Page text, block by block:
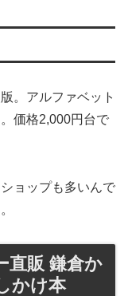
。アルファベット
価格2,000円台で
ョップも多いんで
直販 鎌倉か
かけ本